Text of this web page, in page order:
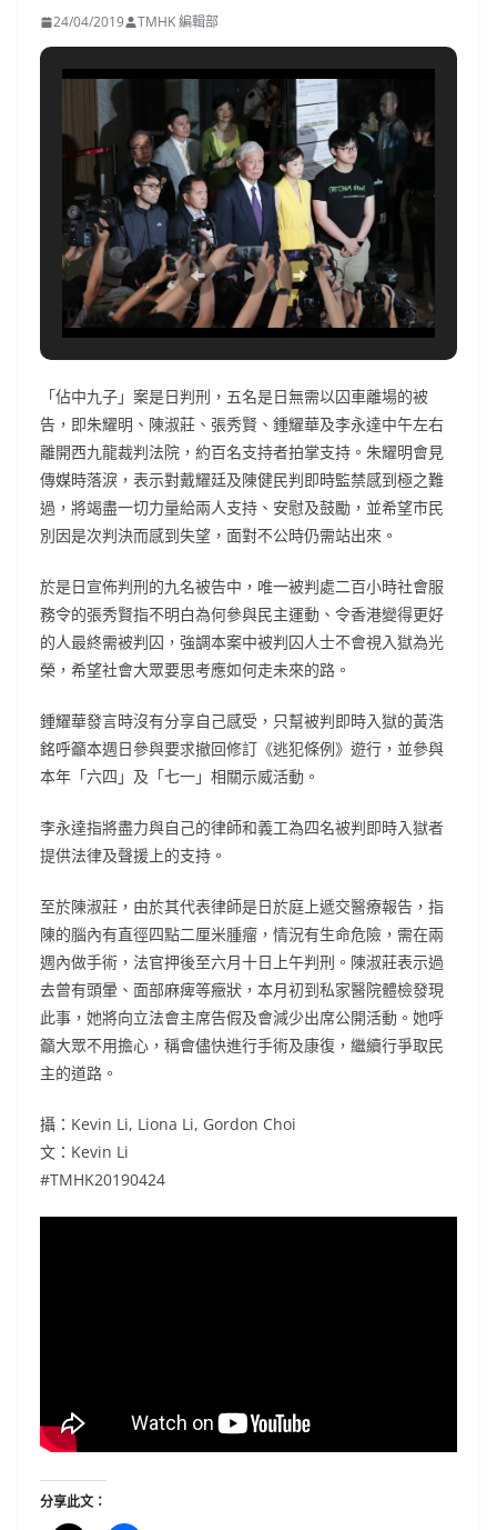
24/04/2019 TMHK 編輯部
「佔中九子」案是日判刑，五名是日無需以囚車離場的被
告，即朱耀明、陳淑莊、張秀賢、鍾耀華及李永達中午左右
離開西九龍裁判法院，約百名支持者拍掌支持。朱耀明會見
傳媒時落淚，表示對戴耀廷及陳健民判即時監禁感到極之難
過，將竭盡一切力量給兩人支持、安慰及鼓勵，並希望市民
別因是次判決而感到失望，面對不公時仍需站出來。
於是日宣佈判刑的九名被告中，唯一被判處二百小時社會服
務令的張秀賢指不明白為何參與民主運動、令香港變得更好
的人最終需被判囚，強調本案中被判囚人士不會視入獄為光
榮，希望社會大眾要思考應如何走未來的路。
鍾耀華發言時沒有分享自己感受，只幫被判即時入獄的黃浩
銘呼籲本週日參與要求撤回修訂《逃犯條例》遊行，並參與
本年「六四」及「七一」相關示威活動。
李永達指將盡力與自己的律師和義工為四名被判即時入獄者
提供法律及聲援上的支持。
至於陳淑莊，由於其代表律師是日於庭上遞交醫療報告，指
陳的腦內有直徑四點二厘米腫瘤，情況有生命危險，需在兩
週內做手術，法官押後至六月十日上午判刑。陳淑莊表示過
去曾有頭暈、面部麻痺等癥狀，本月初到私家醫院體檢發現
此事，她將向立法會主席告假及會減少出席公開活動。她呼
籲大眾不用擔心，稱會儘快進行手術及康復，繼續行爭取民
主的道路。
攝：Kevin Li, Liona Li, Gordon Choi
文：Kevin Li
#TMHK20190424
分享此文：